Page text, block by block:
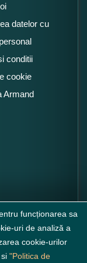
datelor cu
conditii
cookie
Armand
funcționarea sa
uri de analiză a
cookie-urilor
si "Politica de